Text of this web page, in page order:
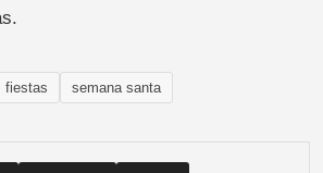
fiestas semana santa